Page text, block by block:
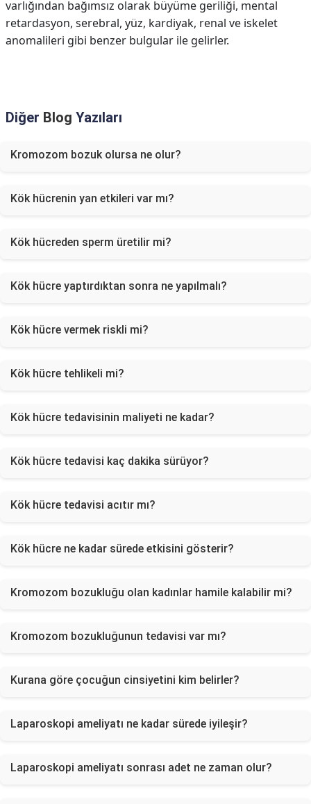
varlığından bağımsız olarak büyüme geriliği, mental
retardasyon, serebral, yüz, kardiyak, renal ve iskelet
anomalileri gibi benzer bulgular ile gelirler.
Diğer Blog Yazıları
Kromozom bozuk olursa ne olur?
Kök hücrenin yan etkileri var mı?
Kök hücreden sperm üretilir mi?
Kök hücre yaptırdıktan sonra ne yapılmalı?
Kök hücre vermek riskli mi?
Kök hücre tehlikeli mi?
Kök hücre tedavisinin maliyeti ne kadar?
Kök hücre tedavisi kaç dakika sürüyor?
Kök hücre tedavisi acıtır mı?
Kök hücre ne kadar sürede etkisini gösterir?
Kromozom bozukluğu olan kadınlar hamile kalabilir mi?
Kromozom bozukluğunun tedavisi var mı?
Kurana göre çocuğun cinsiyetini kim belirler?
Laparoskopi ameliyatı ne kadar sürede iyileşir?
Laparoskopi ameliyatı sonrası adet ne zaman olur?